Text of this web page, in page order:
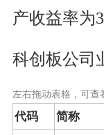
产收益率为
科创板公司
左右拖动表格，可查
代码 简称